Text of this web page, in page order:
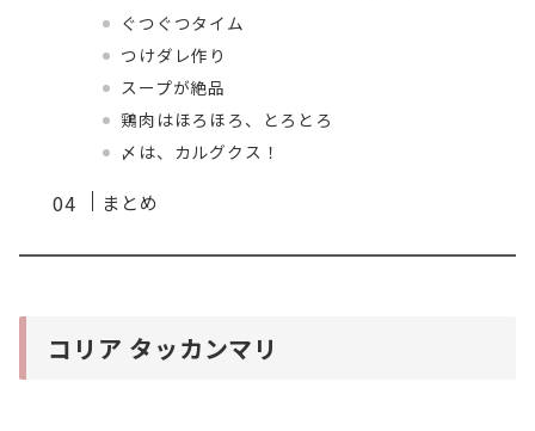
ぐつぐつタイム
つけダレ作り
スープが絶品
鶏肉はほろほろ、とろとろ
〆は、カルグクス！
まとめ
コリア タッカンマリ